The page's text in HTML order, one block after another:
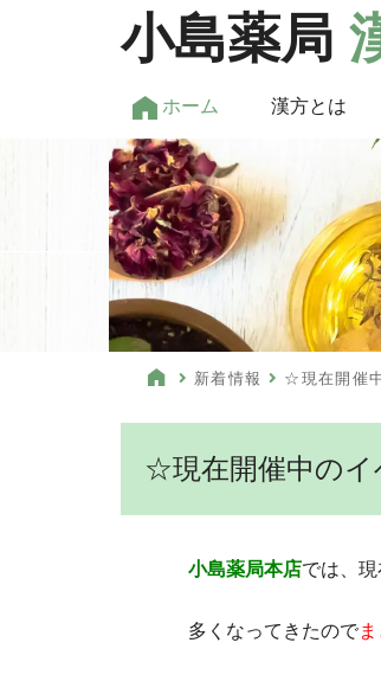
小島薬局
ホーム 漢方とは
新着情報 ☆現在開催
☆現在開催中の
小島薬局本店では、
多くなってきたので